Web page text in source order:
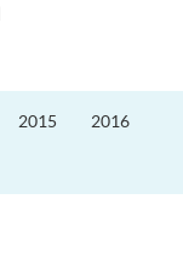
2015 2016